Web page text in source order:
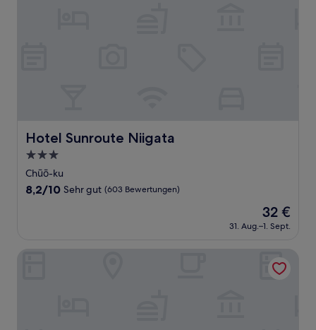
Hotel Sunroute Niigata
Hotel Sunroute Niigata
3.0-
Sterne-
Unterkunft
Chūō-ku
8.2
(603
8,2/10 Sehr gut (603 Bewertungen)
Der
Preis
beträgt
32 €
31. Aug.–1. Sept.